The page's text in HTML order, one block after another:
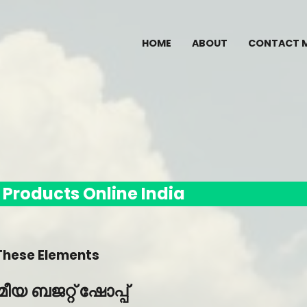
HOME ABOUT CONTACT
Online India
Elements
ബജറ്റ് ഷോപ്പ്